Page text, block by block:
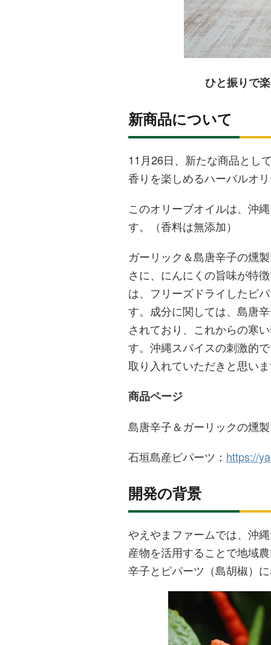
ひと振りで
新商品について
11月26日、新たな商品とし
香りを楽しめるハーバルオ
このオリーブオイルは、沖
す。（香料は無添加）
ガーリック＆島唐辛子の燻
さに、にんにくの旨味が特
は、フリーズドライしたピ
す。成分に関しては、島唐
されており、これからの寒
す。沖縄スパイスの刺激的
取り入れていただきと思い
商品ページ
島唐辛子＆ガーリックの燻
石垣島産ピパーツ： https://
開発の背景
やえやまファームでは、沖
産物を活用することで地域
辛子とピパーツ（島胡椒）